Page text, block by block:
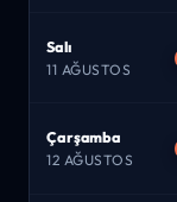
Salı
11 AĞUSTOS
Çarşamba
12 AĞUSTOS